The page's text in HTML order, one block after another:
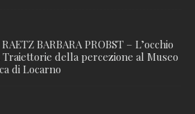
BARBARA PROBST – L’occhio
Traiettorie della percezione al Museo
di Locarno